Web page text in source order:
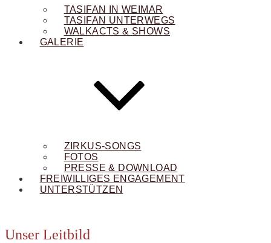
TASIFAN IN WEIMAR
TASIFAN UNTERWEGS
WALKACTS & SHOWS
GALERIE
ZIRKUS-SONGS
FOTOS
PRESSE & DOWNLOAD
FREIWILLIGES ENGAGEMENT
UNTERSTÜTZEN
Unser Leitbild